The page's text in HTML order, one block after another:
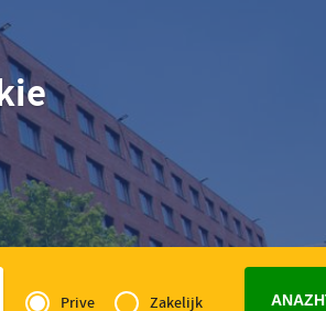
Español
Hrvatski
Finnish
States Dollar
Krone
Krone zł Poland Zloty
Krona CHF Switzerland Franc
of
Prive Zakelijk